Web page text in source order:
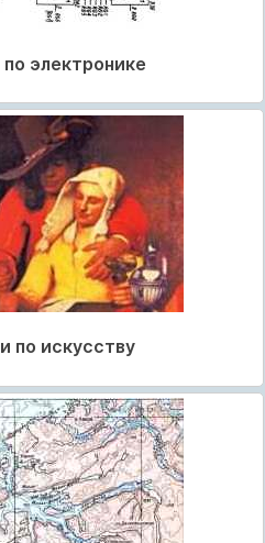
электронике
по искусству